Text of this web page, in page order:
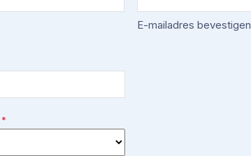
E-mailadres bevestigen
*